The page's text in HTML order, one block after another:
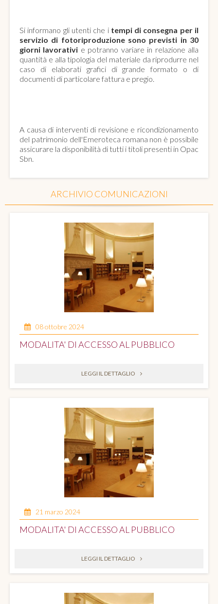
Si informano gli utenti che itempi di consegna per il
servizio di fotoriproduzione sono previsti in 30
giorni lavorativi e potranno variare in relazione alla
quantità e alla tipologia del materiale da riprodurre nel
caso di elaborati grafici di grande formato o di
documenti di particolare fattura e pregio.
A causa di interventi di revisione e ricondizionamento
del patrimonio dell'Emeroteca romana non è possibile
assicurare la disponibilità di tutti i titoli presenti in Opac
Sbn.
ARCHIVIO COMUNICAZIONI
08 ottobre 2024
MODALITA' DI ACCESSO AL PUBBLICO
LEGGI IL DETTAGLIO
21 marzo 2024
MODALITA' DI ACCESSO AL PUBBLICO
LEGGI IL DETTAGLIO